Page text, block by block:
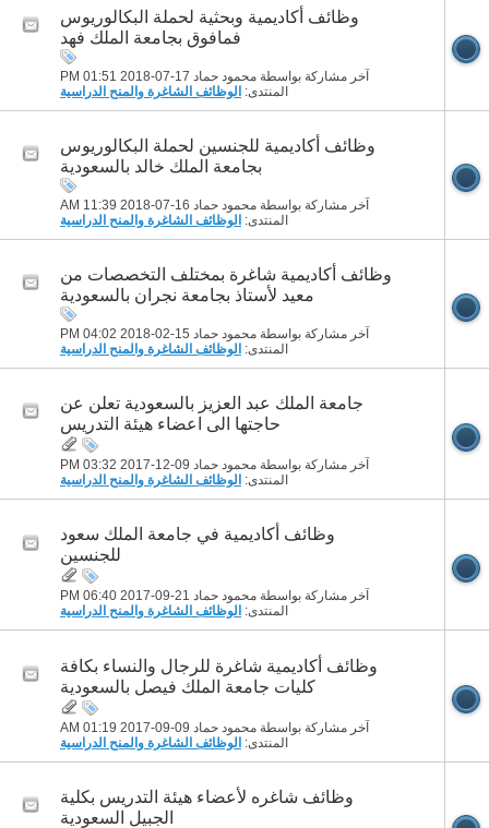
وظائف أكاديمية وبحثية لحملة البكالوريوس
فمافوق بجامعة الملك فهد
آخر مشاركة بواسطة محمود حماد 17-07-2018
01:51 PM
المنتدى: الوظائف الشاغرة والمنح الدراسية
وظائف أكاديمية للجنسين لحملة البكالوريوس
بجامعة الملك خالد بالسعودية
آخر مشاركة بواسطة محمود حماد 16-07-2018
11:39 AM
المنتدى: الوظائف الشاغرة والمنح الدراسية
وظائف أكاديمية شاغرة بمختلف التخصصات من
معيد لأستاذ بجامعة نجران بالسعودية
آخر مشاركة بواسطة محمود حماد 15-02-2018
04:02 PM
المنتدى: الوظائف الشاغرة والمنح الدراسية
جامعة الملك عبد العزيز بالسعودية تعلن عن
حاجتها الى اعضاء هيئة التدريس
آخر مشاركة بواسطة محمود حماد 09-12-2017
03:32 PM
المنتدى: الوظائف الشاغرة والمنح الدراسية
وظائف أكاديمية في جامعة الملك سعود
للجنسين
آخر مشاركة بواسطة محمود حماد 21-09-2017
06:40 PM
المنتدى: الوظائف الشاغرة والمنح الدراسية
وظائف أكاديمية شاغرة للرجال والنساء بكافة
كليات جامعة الملك فيصل بالسعودية
آخر مشاركة بواسطة محمود حماد 09-09-2017
01:19 AM
المنتدى: الوظائف الشاغرة والمنح الدراسية
وظائف شاغره لأعضاء هيئة التدريس بكلية
الجبيل السعودية